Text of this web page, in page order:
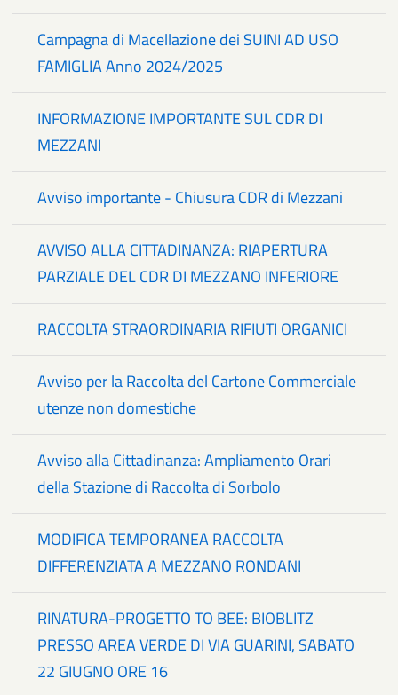
Campagna di Macellazione dei SUINI AD USO
FAMIGLIA Anno 2024/2025
INFORMAZIONE IMPORTANTE SUL CDR DI
MEZZANI
Avviso importante - Chiusura CDR di Mezzani
AVVISO ALLA CITTADINANZA: RIAPERTURA
PARZIALE DEL CDR DI MEZZANO INFERIORE
RACCOLTA STRAORDINARIA RIFIUTI ORGANICI
Avviso per la Raccolta del Cartone Commerciale
utenze non domestiche
Avviso alla Cittadinanza: Ampliamento Orari
della Stazione di Raccolta di Sorbolo
MODIFICA TEMPORANEA RACCOLTA
DIFFERENZIATA A MEZZANO RONDANI
RINATURA-PROGETTO TO BEE: BIOBLITZ
PRESSO AREA VERDE DI VIA GUARINI, SABATO
22 GIUGNO ORE 16